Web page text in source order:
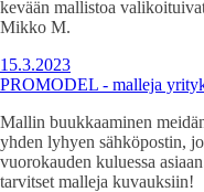
kevään mallistoa
Mikko M.
15.3.2023
PROMODEL - malleja
Mallin buukkaaminen
yhden lyhyen sähköpostin,
vuorokauden kuluessa
tarvitset malleja kuvauksiin!